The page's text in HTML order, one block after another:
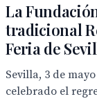
La
tradicional
Feria de
Sevilla, 3 de
celebrado el